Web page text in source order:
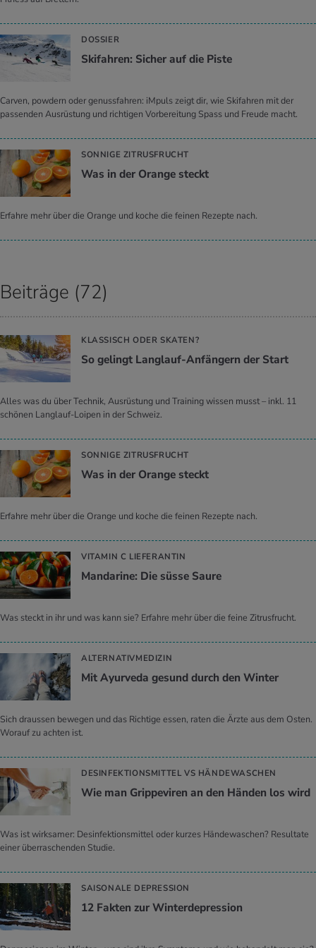
DOSSIER
Ski­fah­ren: Si­cher auf die Piste
Carven, powdern oder genussfahren: iMpuls zeigt dir, wie Skifahren mit der
passenden Ausrüstung und richtigen Vorbereitung Spass und Freude macht.
SONNIGE ZITRUSFRUCHT
Was in der Oran­ge steckt
Erfahre mehr über die Orange und koche die feinen Rezepte nach.
Beiträge (72)
KLASSISCH ODER SKATEN?
So ge­lingt Lang­lauf-An­fän­gern der Start
Alles was du über Technik, Ausrüstung und Training wissen musst – inkl. 11
schönen Langlauf-Loipen in der Schweiz.
SONNIGE ZITRUSFRUCHT
Was in der Oran­ge steckt
Erfahre mehr über die Orange und koche die feinen Rezepte nach.
VITAMIN C LIEFERANTIN
Man­da­ri­ne: Die süsse Saure
Was steckt in ihr und was kann sie? Erfahre mehr über die feine Zitrusfrucht.
ALTERNATIVMEDIZIN
Mit Ayur­ve­da ge­sund durch den Win­ter
Sich draussen bewegen und das Richtige essen, raten die Ärzte aus dem Osten.
Worauf zu achten ist.
DESINFEKTIONSMITTEL VS HÄNDEWASCHEN
Wie man Grip­pe­vi­ren an den Hän­den los wird
Was ist wirksamer: Desinfektionsmittel oder kurzes Händewaschen? Resultate
einer überraschenden Studie.
SAISONALE DEPRESSION
12 Fak­ten zur Win­ter­de­pres­si­on